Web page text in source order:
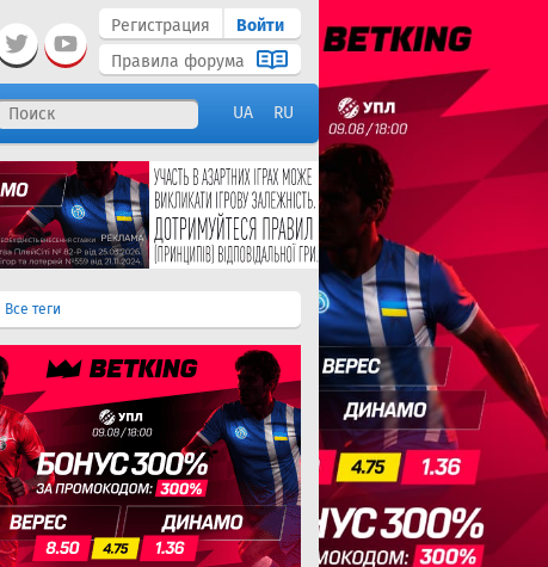
Регистрация
Войти
Правила форума
UA RU
Все теги